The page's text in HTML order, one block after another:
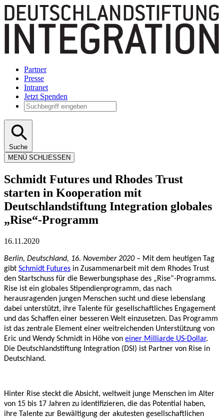
Partner
Presse
Intranet
Jetzt Spenden
Suche
MENÜ SCHLIESSEN
Schmidt Futures und Rhodes Trust
starten in Kooperation mit
Deutschlandstiftung Integration globales
„Rise“-Programm
16.11.2020
Berlin, Deutschland, 16. November 2020– Mit dem heutigen Tag
gibt Schmidt Futures in Zusammenarbeit mit dem Rhodes Trust
den Startschuss für die Bewerbungsphase des „Rise”-Programms.
Rise ist ein globales Stipendienprogramm, das nach
herausragenden jungen Menschen sucht und diese lebenslang
dabei unterstützt, ihre Talente für gesellschaftliches Engagement
und das Schaffen einer besseren Welt einzusetzen. Das Programm
ist das zentrale Element einer weitreichenden Unterstützung von
Eric und Wendy Schmidt in Höhe von einer Milliarde US-Dollar.
Die Deutschlandstiftung Integration (DSI) ist Partner von Rise in
Deutschland.
Hinter Rise steckt die Absicht, weltweit junge Menschen im Alter
von 15 bis 17 Jahren zu identifizieren, die das Potential haben,
ihre Talente zur Bewältigung der akutesten gesellschaftlichen